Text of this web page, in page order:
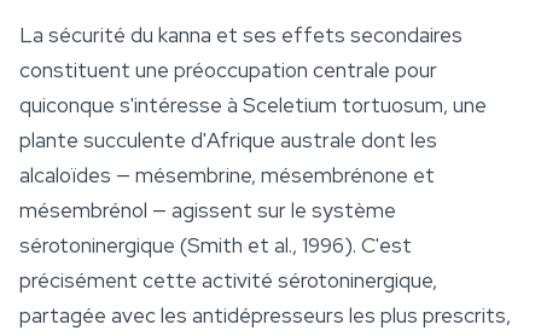
La sécurité du kanna et ses effets secondaires
constituent une préoccupation centrale pour
quiconque s'intéresse à Sceletium tortuosum, une
plante succulente d'Afrique australe dont les
alcaloïdes — mésembrine, mésembrénone et
mésembrénol — agissent sur le système
sérotoninergique (Smith et al., 1996). C'est
précisément cette activité sérotoninergique,
partagée avec les antidépresseurs les plus prescrits,